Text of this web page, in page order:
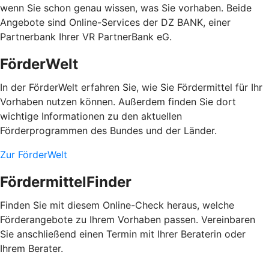
wenn Sie schon genau wissen, was Sie vorhaben. Beide
Angebote sind Online-Services der DZ BANK, einer
Partnerbank Ihrer VR PartnerBank eG.
FörderWelt
In der FörderWelt erfahren Sie, wie Sie Fördermittel für Ihr
Vorhaben nutzen können. Außerdem finden Sie dort
wichtige Informationen zu den aktuellen
Förderprogrammen des Bundes und der Länder.
Zur FörderWelt
FördermittelFinder
Finden Sie mit diesem Online-Check heraus, welche
Förderangebote zu Ihrem Vorhaben passen. Vereinbaren
Sie anschließend einen Termin mit Ihrer Beraterin oder
Ihrem Berater.